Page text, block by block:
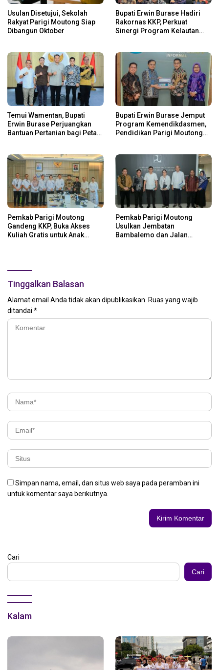
Usulan Disetujui, Sekolah
Rakyat Parigi Moutong Siap
Dibangun Oktober
Bupati Erwin Burase Hadiri
Rakornas KKP, Perkuat
Sinergi Program Kelautan
Temui Wamentan, Bupati
Erwin Burase Perjuangkan
Bantuan Pertanian bagi Petani
Bupati Erwin Burase Jemput
Program Kemendikdasmen,
Pendidikan Parigi Moutong
Pemkab Parigi Moutong
Gandeng KKP, Buka Akses
Kuliah Gratis untuk Anak
Pemkab Parigi Moutong
Usulkan Jembatan
Bambalemo dan Jalan
Tinggalkan Balasan
Alamat email Anda tidak akan dipublikasikan. Ruas yang wajib
ditandai *
Simpan nama, email, dan situs web saya pada peramban ini
untuk komentar saya berikutnya.
Cari
Cari
Kalam